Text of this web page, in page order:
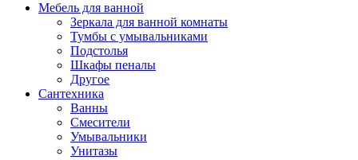
Мебель для ванной
Зеркала для ванной комнаты
Тумбы с умывальниками
Подстолья
Шкафы пеналы
Другое
Сантехника
Ванны
Смесители
Умывальники
Унитазы